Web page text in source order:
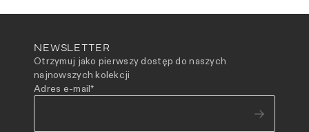
NEWSLETTER
Otrzymuj jako pierwszy dostęp do naszych
najnowszych kolekcji
Adres e-mail*